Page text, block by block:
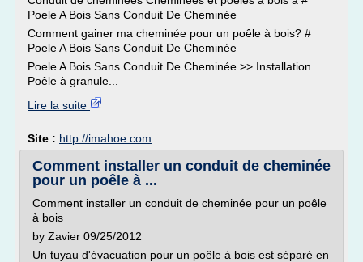
Poele A Bois Sans Conduit De Cheminée
Comment gainer ma cheminée pour un poêle à bois? #
Poele A Bois Sans Conduit De Cheminée
Poele A Bois Sans Conduit De Cheminée >> Installation
Poêle à granule...
Lire la suite
Site : http://imahoe.com
Comment installer un conduit de cheminée
pour un poêle à ...
Comment installer un conduit de cheminée pour un poêle
à bois
by Zavier 09/25/2012
Un tuyau d'évacuation pour un poêle à bois est séparé en